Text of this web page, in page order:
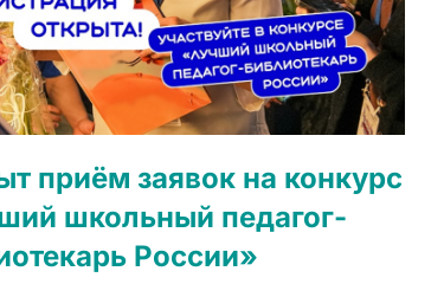
приём заявок на конкурс
школьный педагог-
России»